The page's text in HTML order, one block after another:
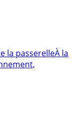
la passerelleÀ la